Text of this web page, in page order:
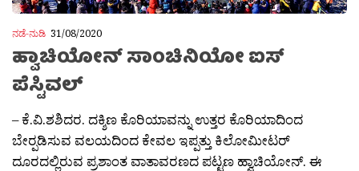
ನಡೆ-ನುಡಿ 31/08/2020
ಹ್ವಾಚಿಯೋನ್ ಸಾಂಚಿನಿಯೋ ಐಸ್
ಪೆಸ್ಟಿವಲ್
– ಕೆ.ವಿ.ಶಶಿದರ. ದಕ್ಶಿಣ ಕೊರಿಯಾವನ್ನು ಉತ್ತರ ಕೊರಿಯಾದಿಂದ
ಬೇರ‍್ಪಡಿಸುವ ವಲಯದಿಂದ ಕೇವಲ ಇಪ್ಪತ್ತು ಕಿಲೋಮೀಟರ್
ದೂರದಲ್ಲಿರುವ ಪ್ರಶಾಂತ ವಾತಾವರಣದ ಪಟ್ಟಣ ಹ್ವಾಚಿಯೋನ್. ಈ